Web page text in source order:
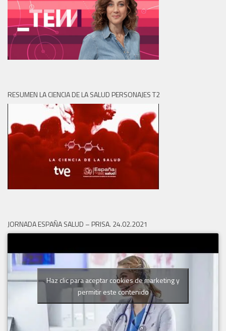
RESUMEN LA CIENCIA DE LA SALUD PERSONAJES T2
JORNADA ESPAÑA SALUD – PRISA. 24.02.2021
Haz clic para aceptar cookies de marketing y
permitir este contenido